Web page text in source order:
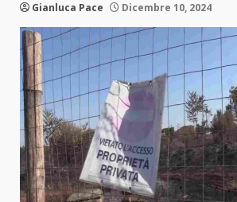
Gianluca Pace Dicembre 10, 2024